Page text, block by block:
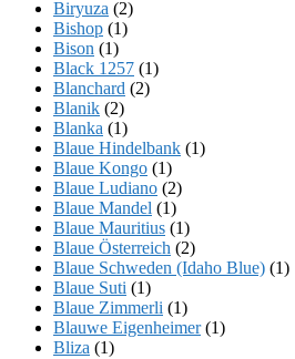
Biryuza (2)
Bishop (1)
Bison (1)
Black 1257 (1)
Blanchard (2)
Blanik (2)
Blanka (1)
Blaue Hindelbank (1)
Blaue Kongo (1)
Blaue Ludiano (2)
Blaue Mandel (1)
Blaue Mauritius (1)
Blaue Österreich (2)
Blaue Schweden (Idaho Blue) (1)
Blaue Suti (1)
Blaue Zimmerli (1)
Blauwe Eigenheimer(1)
Bliza (1)